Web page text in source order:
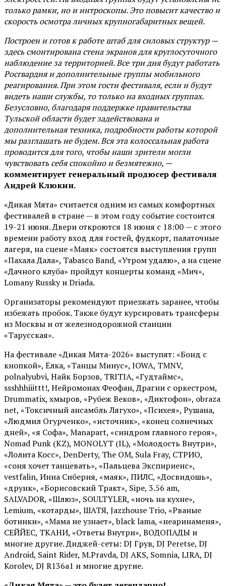
только рамки, но и интроскопы. Это повысит качество и
скорость осмотра личных крупногабаритных вещей.
Построен и готов к работе штаб для силовых структур —
здесь смонтирована стена экранов для круглосуточного
наблюдение за территорией. Все три дня будут работать
Росгвардия и дополнительные группы мобильного
реагирования. При этом гости фестиваля, если и будут
видеть наши службы, то только на входных группах.
Безусловно, благодаря поддержке правительства
Тульской области будет задействована и
дополнительная техника, подробности работы которой
мы разглашать не будем. Вся эта колоссальная работа
проводится для того, чтобы наши зрители могли
чувствовать себя спокойно и безмятежно, —
комментирует генеральный продюсер фестиваля
Андрей Клюкин.
«Дикая Мята» считается одним из самых комфортных
фестивалей в стране — в этом году событие состоится
19-21 июня. Двери откроются 18 июня с 18:00 — с этого
времени работу вход для гостей, фудкорт, палаточные
лагеря, на сцене «Маяк» состоятся выступления групп
«Пахала Дала», Tabasco Band, «Утром удалю», а на сцене
«Дачного клуба» пройдут концерты команд «Мич»,
Lomany Russky и Driada.
Организаторы рекомендуют приезжать заранее, чтобы
избежать пробок. Также будут курсировать трансферы
из Москвы и от железнодорожной станции
«Тарусская».
На фестивале «Дикая Мята-2026» выступят: «Бонд с
кнопкой», Ёлка, «Танцы Минус», IOWA, TMNV,
polnalyubvi, Найк Борзов, TRITIA, «Гудтаймс»,
ssshhhiiittt!, Нейромонах Феофан, Драгни с оркестром,
Drummatix, хмыров, «Рубеж Веков», «Диктофон», obraza
net, «Токсичный ансамбль Лягухо», «Психея», Рушана,
«Людмил Огурченко», «источник», «конец солнечных
дней», «я Софа», Manapart, «синдром главного героя»,
Nomad Punk (KZ), MONOLYT (IL), «Молодость Внутри»,
«Лолита Косс», DenDerty, The OM, Sula Fray, СТРИО,
«соня хочет танцевать», «Пальцева Экспириенс»,
vestfalin, Инна Сиберия, «маяк», ПИЛС, «Досвидошь»,
«друнк», «Борисовский Тракт», Sipe, 3.56 am,
SALVADOR, «Шлюз», SOULTYLER, «ночь на кухне»,
Lemium, «котарды», ШАТЯ, Jazzhouse Trio, «Рваные
ботинки», «Мама не узнает», black lama, «неаринаменя»,
СЕЙЙЕС, ТКАНИ, «Ответы Внутри», ВОДОПАДЫ и
многие другие. Диджей-сеты: DJ Грув, DJ Peretse, DJ
Android, Saint Rider, М.Pravda, DJ AKS, Somnia, LIRA, DJ
Korolev, DJ R136a1 и многие другие.